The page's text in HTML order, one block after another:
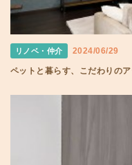
リノベ・仲介 2024/06/29
ペットと暮らす、こだわりの